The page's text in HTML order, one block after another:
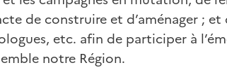
de construire et d’aménager ; et
etc. afin de participer à
notre Région.